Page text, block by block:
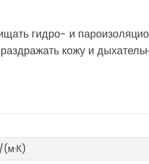
гидро- и
кожу и